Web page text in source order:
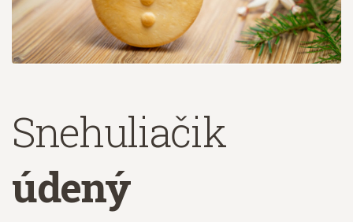
Snehuliačik
údený